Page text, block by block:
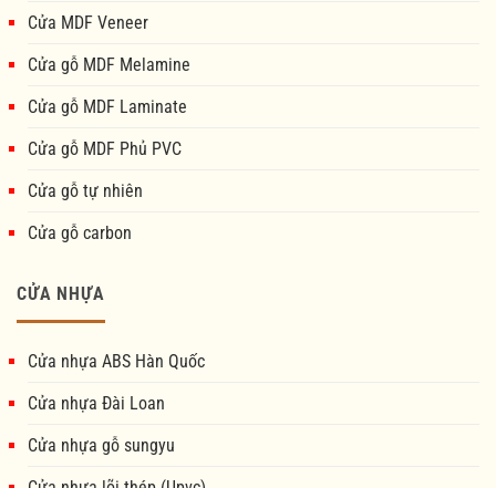
Cửa MDF Veneer
Cửa gỗ MDF Melamine
Cửa gỗ MDF Laminate
Cửa gỗ MDF Phủ PVC
Cửa gỗ tự nhiên
Cửa gỗ carbon
CỬA NHỰA
Cửa nhựa ABS Hàn Quốc
Cửa nhựa Đài Loan
Cửa nhựa gỗ sungyu